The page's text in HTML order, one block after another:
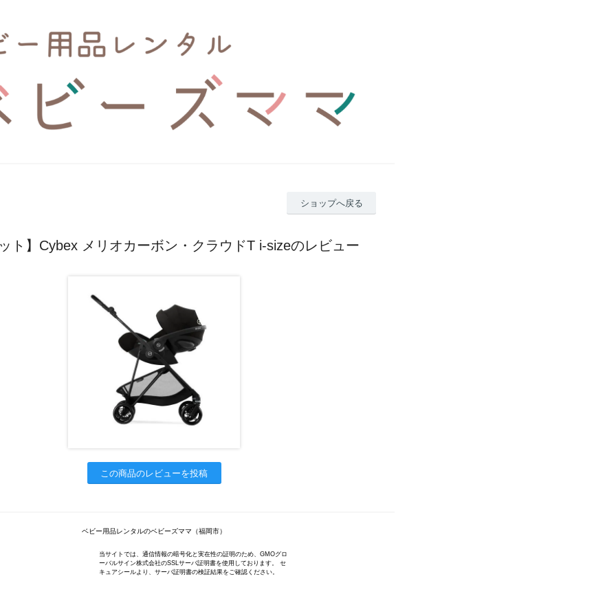
ショップへ戻る
ト】Cybex メリオカーボン・クラウドT i-sizeのレビュー
この商品のレビューを投稿
ベビー用品レンタルのベビーズママ（福岡市）
当サイトでは、通信情報の暗号化と実在性の証明のため、GMOグロ
ーバルサイン株式会社のSSLサーバ証明書を使用しております。 セ
キュアシールより、サーバ証明書の検証結果をご確認ください。